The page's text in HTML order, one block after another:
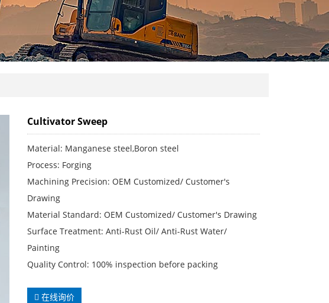
Cultivator Sweep
Material: Manganese steel,Boron steel
Process: Forging
Machining Precision: OEM Customized/ Customer′s
Drawing
Material Standard: OEM Customized/ Customer′s Drawing
Surface Treatment: Anti-Rust Oil/ Anti-Rust Water/
Painting
Quality Control: 100% inspection before packing
在线询价